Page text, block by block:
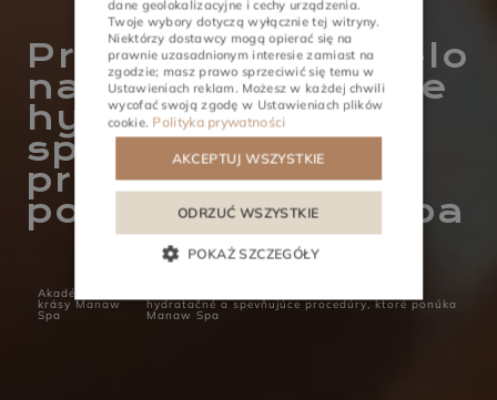
AKTIVITY STRETNUTIA
Pripravte svoje telo
na leto! Intenzívne
hydratačné a
spevňujúce
procedúry, ktoré
ponúka Manaw Spa
Akadémia
krásy Manaw
Spa
hydratačné a spevňujúce procedúry, ktoré ponúka
Manaw Spa
dane geolokalizacyjne i cechy urządzenia.
Twoje wybory dotyczą wyłącznie tej witryny.
Niektórzy dostawcy mogą opierać się na
prawnie uzasadnionym interesie zamiast na
zgodzie; masz prawo sprzeciwić się temu w
Ustawieniach reklam. Możesz w każdej chwili
wycofać swoją zgodę w Ustawieniach plików
cookie. Polityka prywatności
AKCEPTUJ WSZYSTKIE
ODRZUĆ WSZYSTKIE
POKAŻ SZCZEGÓŁY